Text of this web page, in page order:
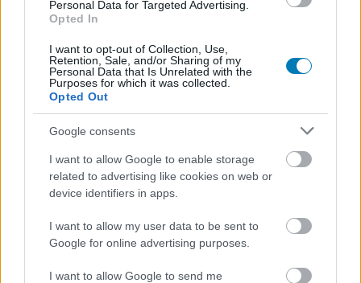
Personal Data for Targeted Advertising.
Opted In
I want to opt-out of Collection, Use,
Retention, Sale, and/or Sharing of my
Personal Data that Is Unrelated with the
Purposes for which it was collected.
Opted Out
Google consents
I want to allow Google to enable storage
related to advertising like cookies on web or
device identifiers in apps.
I want to allow my user data to be sent to
Google for online advertising purposes.
I want to allow Google to send me
A Star Wars Battlefront 2 űrcsatáiról már több
videót is láthattunk az elmúlt napokban, de
azért képeken is érdemes megcsodálni a
hajókat. Reszket a kezünk már a játék után.
Unmute
100.00%
Star Wars Battlefront 2űrcsatái tegnap mindenkit
letaglóztak agamescom 2017EA előadásán. Az akció
pörgősebb és látványosabb volt, mint az előző részben,